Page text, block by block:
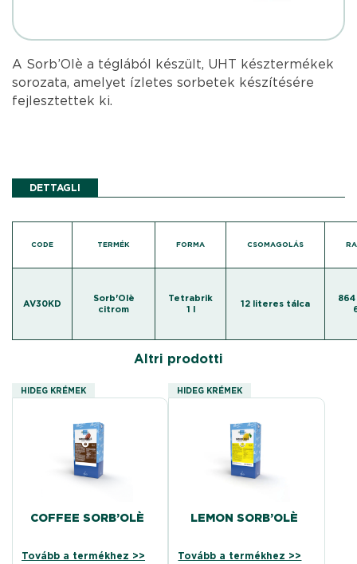
A Sorb’Olè a téglából készült, UHT késztermékek
sorozata, amelyet ízletes sorbetek készítésére
fejlesztettek ki.
DETTAGLI
CODE TERMÉK
AV30KD
Sorb'Olè
citrom
FORMA CSOMAGOLÁS
Tetrabrik
1 l
12 literes tálca
Altri prodotti
HIDEG KRÉMEK
COFFEE SORB’OLÈ
Tovább a termékhez >>
HIDEG KRÉMEK
LEMON SORB’OLÈ
Tovább a termékhez >>